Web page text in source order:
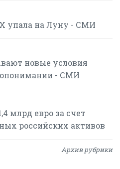
упала на Луну - СМИ
новые условия
- СМИ
млрд евро за счет
российских активов
Архив рубрики